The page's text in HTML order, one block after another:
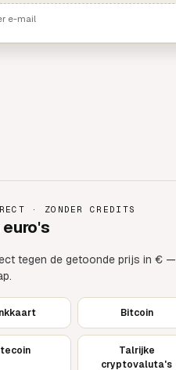
e-mail
· ZONDER CREDITS
euro's
tegen de getoonde prijs in €
Bitcoin
Talrijke
cryptovaluta's